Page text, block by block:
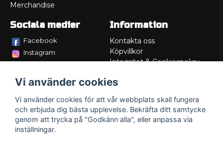
Merchandise
Sociala medier
Facebook
Instagram
Information
Kontakta oss
Köpvillkor
Integritet & Cookiespolicy
Service/Garanti
Lådritning
Om oss
Vi använder cookies
Vi använder cookies för att vår webbplats skall fungera
och erbjuda dig bästa upplevelse. Bekräfta ditt samtycke
genom att trycka på "Godkänn alla", eller anpassa via
inställningar.